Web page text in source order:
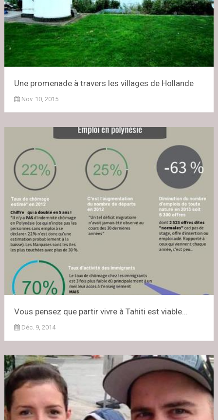
Une promenade à travers les villages de Hollande
Nov. 10, 2015
Vous pensez que partir vivre à Tahiti est viable...
Déc. 9, 2014